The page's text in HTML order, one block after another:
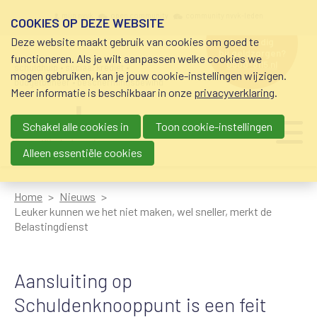
schuldhulp • sociaal krediet •
budgetbeheer • beschermingsbewind
hulp nodig
bij geldzorgen?
0800-8115.nl
Main navigation
Home
Nieuws
Leuker kunnen we het niet maken, wel sneller, merkt de
Belastingdienst
Aansluiting op
Schuldenknooppunt is een feit
COOKIES OP DEZE WEBSITE
Deze website maakt gebruik van cookies om goed te
functioneren. Als je wilt aanpassen welke cookies we
mogen gebruiken, kan je jouw cookie-instellingen wijzigen.
Meer informatie is beschikbaar in onze privacyverklaring.
Schakel alle cookies in
Toon cookie-instellingen
Alleen essentiële cookies